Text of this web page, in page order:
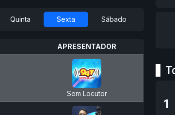
Quinta Sexta Sábado
APRESENTADOR
Sem Locutor
1